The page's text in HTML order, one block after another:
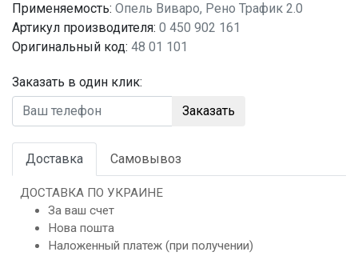
Применяемость: Опель Виваро, Рено Трафик 2.0
Артикул производителя: 0 450 902 161
Оригинальный код: 48 01 101
Заказать в один клик:
Заказать
Доставка Самовывоз
ДОСТАВКА ПО УКРАИНЕ
За ваш счет
Нова пошта
Наложенный платеж (при получении)